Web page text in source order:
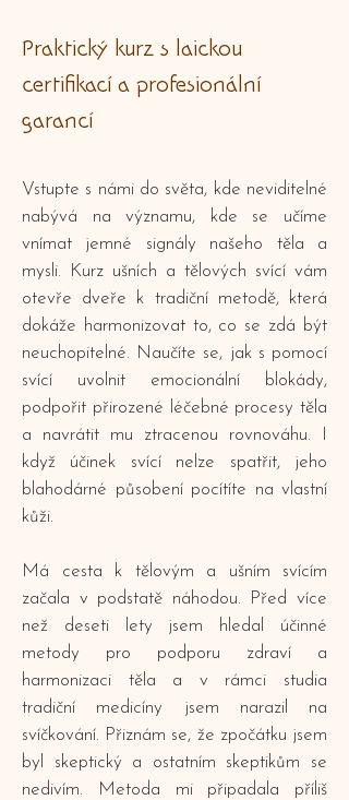
Praktický kurz s laickou
certifikací a profesionální
garancí
Vstupte s námi do světa, kde neviditelné
nabývá na významu, kde se učíme
vnímat jemné signály našeho těla a
mysli. Kurz ušních a tělových svící vám
otevře dveře k tradiční metodě, která
dokáže harmonizovat to, co se zdá být
neuchopitelné. Naučíte se, jak s pomocí
svící uvolnit emocionální blokády,
podpořit přirozené léčebné procesy těla
a navrátit mu ztracenou rovnováhu. I
když účinek svící nelze spatřit, jeho
blahodárné působení pocítíte na vlastní
kůži.
Má cesta k tělovým a ušním svícím
začala v podstatě náhodou. Před více
než deseti lety jsem hledal účinné
metody pro podporu zdraví a
harmonizaci těla a v rámci studia
tradiční medicíny jsem narazil na
svíčkování. Přiznám se, že zpočátku jsem
byl skeptický a ostatním skeptikům se
nedivím. Metoda mi připadala příliš